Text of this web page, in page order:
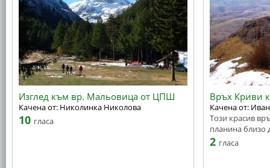
Изглед към вр. Мальовица от ЦПШ
Качена от: Николинка Николова
10 гласа
Връх Криви
Качена от:
Този красив
планина близо
2 гласа